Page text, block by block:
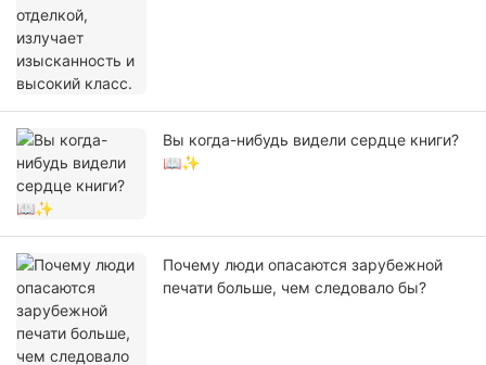
Вы когда-нибудь видели сердце книги?
📖✨
Почему люди опасаются зарубежной
печати больше, чем следовало бы?